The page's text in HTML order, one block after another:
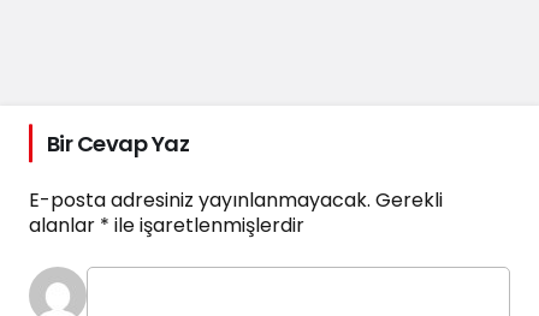
Bir Cevap Yaz
E-posta adresiniz yayınlanmayacak. Gerekli
alanlar * ile işaretlenmişlerdir